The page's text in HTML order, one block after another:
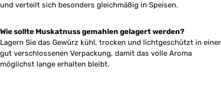
und verteilt sich besonders gleichmäßig in Speisen.
Wie sollte Muskatnuss gemahlen gelagert werden?
Lagern Sie das Gewürz kühl, trocken und lichtgeschützt in einer
gut verschlossenen Verpackung, damit das volle Aroma
möglichst lange erhalten bleibt.